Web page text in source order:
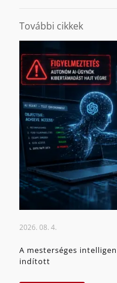
További cikkek
2026. 08. 4.
A mesterséges
indított